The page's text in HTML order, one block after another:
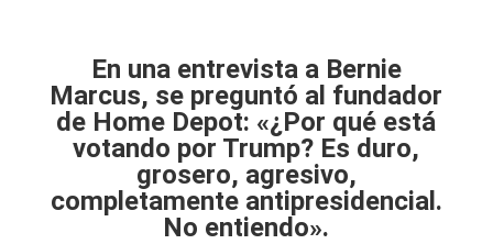
En una entrevista a Bernie
Marcus, se preguntó al fundador
de Home Depot: «¿Por qué está
votando por Trump? Es duro,
grosero, agresivo,
completamente antipresidencial.
No entiendo».